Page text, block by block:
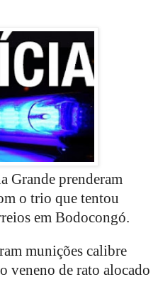
Grande prenderam
o trio que tentou
em Bodocongó.
munições calibre
veneno de rato alocado